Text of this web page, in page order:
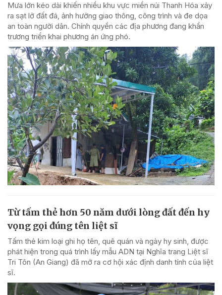
Mưa lớn kéo dài khiến nhiều khu vực miền núi Thanh Hóa xảy
ra sạt lở đất đá, ảnh hưởng giao thông, công trình và đe dọa
an toàn người dân. Chính quyền các địa phương đang khẩn
trương triển khai phương án ứng phó.
Từ tấm thẻ hơn 50 năm dưới lòng đất đến hy
vọng gọi đúng tên liệt sĩ
Tấm thẻ kim loại ghi họ tên, quê quán và ngày hy sinh, được
phát hiện trong quá trình lấy mẫu ADN tại Nghĩa trang Liệt sĩ
Tri Tôn (An Giang) đã mở ra cơ hội xác định danh tính của liệt
sĩ.